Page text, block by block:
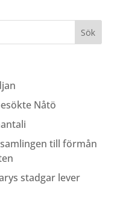
Nåtö
till förmån
stadgar lever